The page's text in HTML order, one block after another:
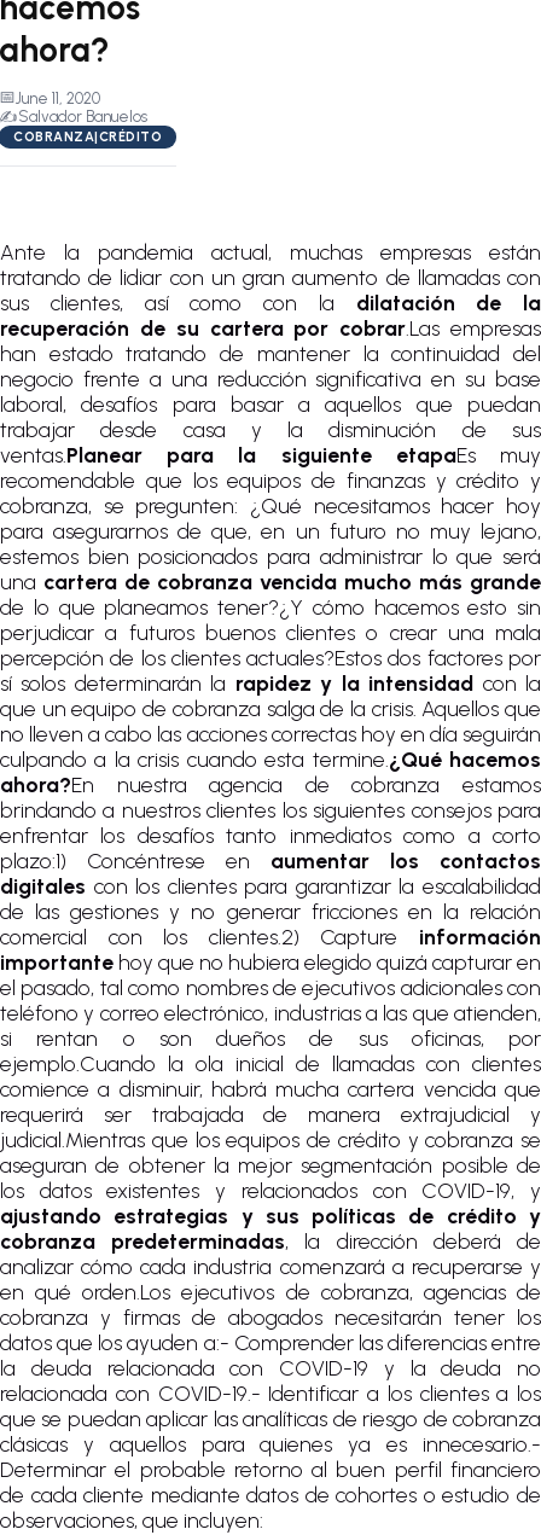
📅June 11, 2020
✍️Salvador Banuelos
COBRANZA|CRÉDITO
ahora?
Ante la pandemia actual, muchas empresas están
tratando de lidiar con un gran aumento de llamadas con
sus clientes, así como con la dilatación de la
recuperación de su cartera por cobrar.Las empresas
han estado tratando de mantener la continuidad del
negocio frente a una reducción significativa en su base
laboral, desafíos para basar a aquellos que puedan
trabajar desde casa y la disminución de sus
ventas.Planear para la siguiente etapaEs muy
recomendable que los equipos de finanzas y crédito y
cobranza, se pregunten: ¿Qué necesitamos hacer hoy
para asegurarnos de que, en un futuro no muy lejano,
estemos bien posicionados para administrar lo que será
una cartera de cobranza vencida mucho más grande
de lo que planeamos tener?¿Y cómo hacemos esto sin
perjudicar a futuros buenos clientes o crear una mala
percepción de los clientes actuales?Estos dos factores por
sí solos determinarán la rapidez y la intensidad con la
que un equipo de cobranza salga de la crisis. Aquellos que
no lleven a cabo las acciones correctas hoy en día seguirán
culpando a la crisis cuando esta termine. ¿Qué hacemos
ahora?En nuestra agencia de cobranza estamos
brindando a nuestros clientes los siguientes consejos para
enfrentar los desafíos tanto inmediatos como a corto
plazo:1) Concéntrese en aumentar los contactos
digitales con los clientes para garantizar la escalabilidad
de las gestiones y no generar fricciones en la relación
comercial con los clientes.2) Capture información
importante hoy que no hubiera elegido quizá capturar en
el pasado, tal como nombres de ejecutivos adicionales con
teléfono y correo electrónico, industrias a las que atienden,
si rentan o son dueños de sus oficinas, por
ejemplo.Cuando la ola inicial de llamadas con clientes
comience a disminuir, habrá mucha cartera vencida que
requerirá ser trabajada de manera extrajudicial y
judicial.Mientras que los equipos de crédito y cobranza se
aseguran de obtener la mejor segmentación posible de
los datos existentes y relacionados con COVID-19, y
ajustando estrategias y sus políticas de crédito y
cobranza predeterminadas, la dirección deberá de
analizar cómo cada industria comenzará a recuperarse y
en qué orden.Los ejecutivos de cobranza, agencias de
cobranza y firmas de abogados necesitarán tener los
datos que los ayuden a:- Comprender las diferencias entre
la deuda relacionada con COVID-19 y la deuda no
relacionada con COVID-19.- Identificar a los clientes a los
que se puedan aplicar las analíticas de riesgo de cobranza
clásicas y aquellos para quienes ya es innecesario.-
Determinar el probable retorno al buen perfil financiero
de cada cliente mediante datos de cohortes o estudio de
observaciones, que incluyen: